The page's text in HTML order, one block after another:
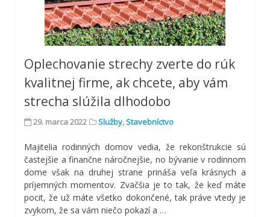
Oplechovanie strechy zverte do rúk
kvalitnej firme, ak chcete, aby vám
strecha slúžila dlhodobo
29. marca 2022 Služby,Stavebníctvo
Majitelia rodinných domov vedia, že rekonštrukcie sú
častejšie a finančne náročnejšie, no bývanie v rodinnom
dome však na druhej strane prináša veľa krásnych a
príjemných momentov. Zväčšia je to tak, že keď máte
pocit, že už máte všetko dokončené, tak práve vtedy je
zvykom, že sa vám niečo pokazí a …